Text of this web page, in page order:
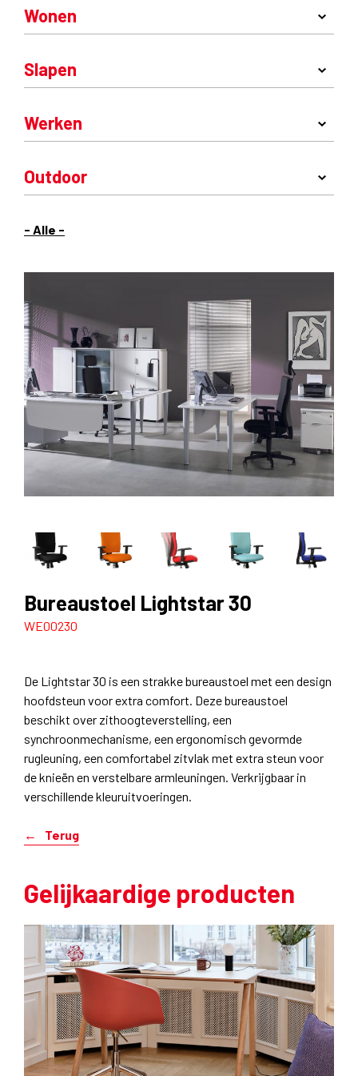
- Alle -
Wonen
Slapen
Werken
Outdoor
Bureaustoel Lightstar 30
WE00230
De Lightstar 30 is een strakke bureaustoel met een design
hoofdsteun voor extra comfort. Deze bureaustoel
beschikt over zithoogteverstelling, een
synchroonmechanisme, een ergonomisch gevormde
rugleuning, een comfortabel zitvlak met extra steun voor
de knieën en verstelbare armleuningen. Verkrijgbaar in
verschillende kleuruitvoeringen.
Terug
Gelijkaardige producten